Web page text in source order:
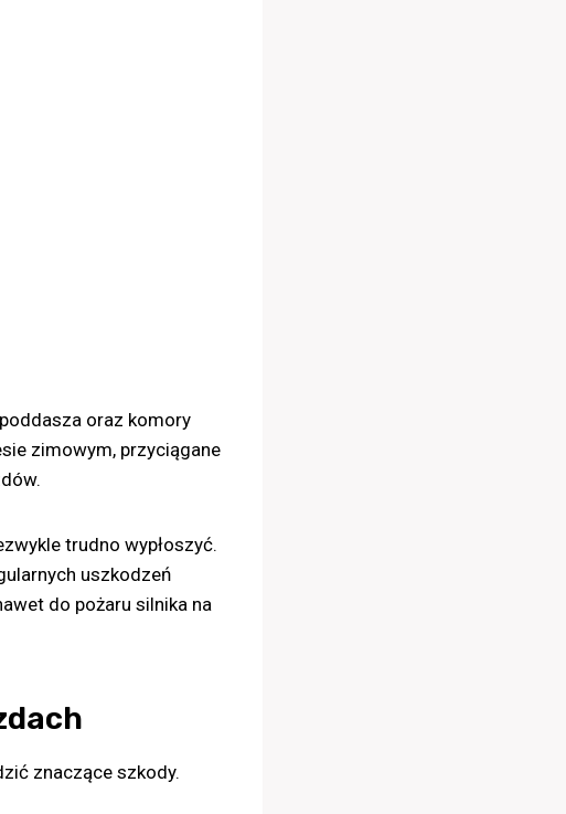
oraz komory
zimowym, przyciągane
trudno wypłoszyć.
uszkodzeń
do pożaru silnika na
znaczące szkody.